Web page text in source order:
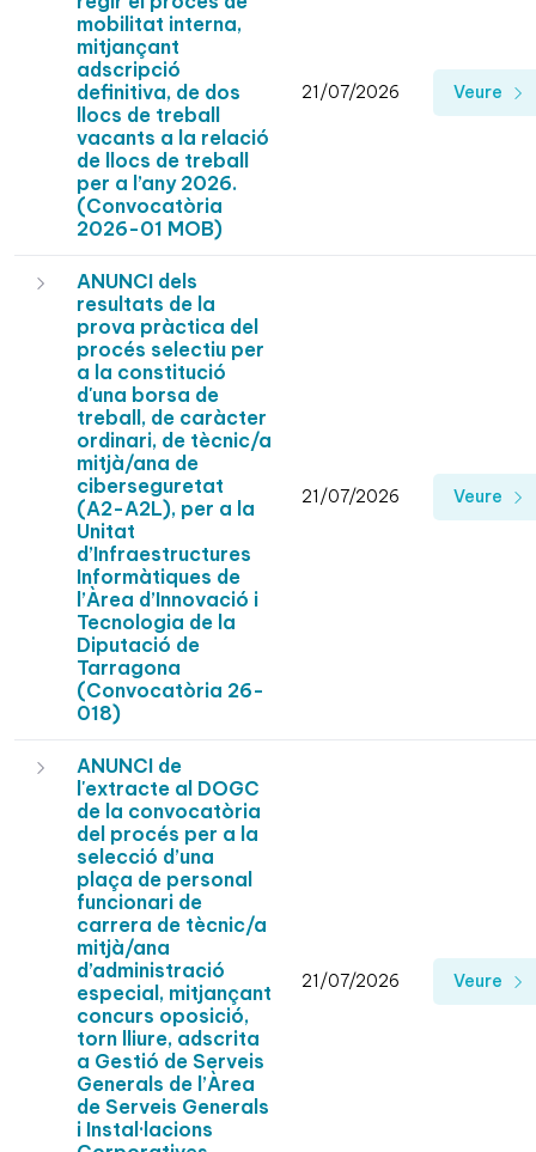
mobilitat interna,
mitjançant
adscripció
definitiva, de dos
llocs de treball
vacants a la relació
de llocs de treball
per a l’any 2026.
(Convocatòria
2026-01 MOB)
21/07/2026 Veure
ANUNCI dels
resultats de la
prova pràctica del
procés selectiu per
a la constitució
d'una borsa de
treball, de caràcter
ordinari, de tècnic/a
mitjà/ana de
ciberseguretat
(A2-A2L), per a la
Unitat
d’Infraestructures
Informàtiques de
l’Àrea d’Innovació i
Tecnologia de la
Diputació de
Tarragona
(Convocatòria 26-
018)
21/07/2026 Veure
ANUNCI de
l'extracte al DOGC
de la convocatòria
del procés per a la
selecció d’una
plaça de personal
funcionari de
carrera de tècnic/a
mitjà/ana
d’administració
especial, mitjançant
concurs oposició,
torn lliure, adscrita
a Gestió de Serveis
Generals de l’Àrea
de Serveis Generals
i Instal·lacions
21/07/2026 Veure